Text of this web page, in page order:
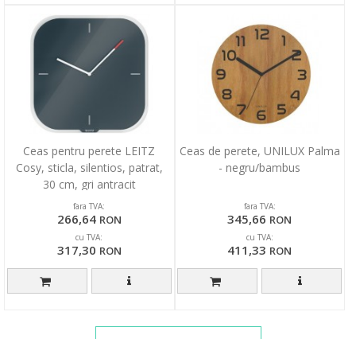
Ceas pentru perete LEITZ
Cosy, sticla, silentios, patrat,
30 cm, gri antracit
fara TVA:
266,64 RON
cu TVA:
317,30 RON
Ceas de perete, UNILUX Palma
- negru/bambus
fara TVA:
345,66 RON
cu TVA:
411,33 RON